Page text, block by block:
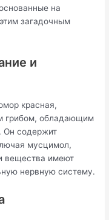
на
загадочным
и
красная,
грибом, обладающим
Он содержит
мусцимол,
вещества имеют
нервную систему.